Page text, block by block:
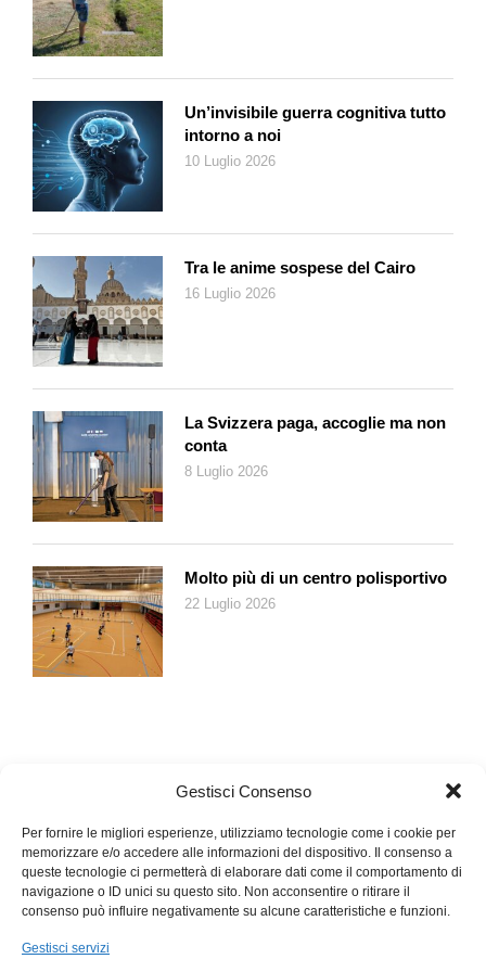
Gestisci Consenso
Per fornire le migliori esperienze, utilizziamo tecnologie come i cookie per
memorizzare e/o accedere alle informazioni del dispositivo. Il consenso a
queste tecnologie ci permetterà di elaborare dati come il comportamento di
navigazione o ID unici su questo sito. Non acconsentire o ritirare il
consenso può influire negativamente su alcune caratteristiche e funzioni.
Gestisci servizi
alla voce della nonna, e al melodioso canto dell’usignolo, che
verrà affidato il finale. Suoni, quindi, e anche profumi, i profumi
dei frutti del giardino, tanto buoni «che perfino il nonno sorriderà
da lassù nel cielo».
Un’invisibile guerra cognitiva tutto
intorno a noi
10 Luglio 2026
Tra le anime sospese del Cairo
16 Luglio 2026
La Svizzera paga, accoglie ma non
conta
8 Luglio 2026
Molto più di un centro polisportivo
22 Luglio 2026